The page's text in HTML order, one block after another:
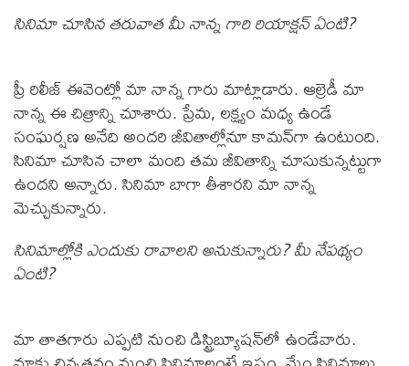
సినిమా చూసిన తరువాత మీ నాన్న గారి రియాక్షన్ ఏంటి?
ప్రీ రిలీజ్ ఈవెంట్లో మా నాన్న గారు మాట్లాడారు. ఆల్రెడీ మా
నాన్న ఈ చిత్రాన్ని చూశారు. ప్రేమ, లక్ష్యం మధ్య ఉండే
సంఘర్షణ అనేది అందరి జీవితాల్లోనూ కామన్‌గా ఉంటుంది.
సినిమా చూసిన చాలా మంది తమ జీవితాన్ని చూసుకున్నట్టుగా
ఉందని అన్నారు. సినిమా బాగా తీశారని మా నాన్న
మెచ్చుకున్నారు.
సినిమాల్లోకి ఎందుకు రావాలని అనుకున్నారు? మీ నేపథ్యం
ఏంటి?
మా తాతగారు ఎప్పటి నుంచి డిస్ట్రిబ్యూషన్‌లో ఉండేవారు.